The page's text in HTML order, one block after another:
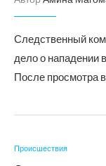
Следственный
дело о нападении
После просмотра
Происшествия